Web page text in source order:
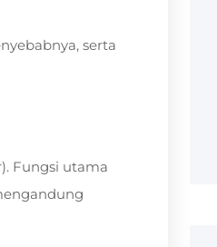
serta
Fungsi utama